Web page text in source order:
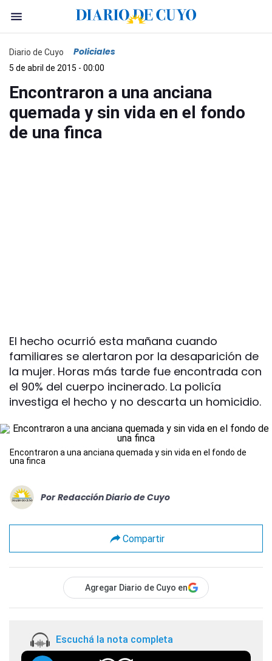
Diario de Cuyo Policiales
5 de abril de 2015 - 00:00
Encontraron a una anciana
quemada y sin vida en el fondo
de una finca
El hecho ocurrió esta mañana cuando
familiares se alertaron por la desaparición de
la mujer. Horas más tarde fue encontrada con
el 90% del cuerpo incinerado. La policía
investiga el hecho y no descarta un homicidio.
Encontraron a una anciana quemada y sin vida en el fondo de
una finca
Por Redacción Diario de Cuyo
Compartir
Agregar Diario de Cuyo en
Escuchá la nota completa